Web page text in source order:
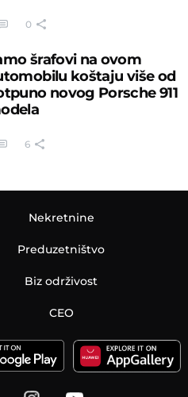
0
šrafovi na ovom
koštaju više od
novog Porsche 911
6
Nekretnine
Preduzetništvo
Biz održivost
CEO